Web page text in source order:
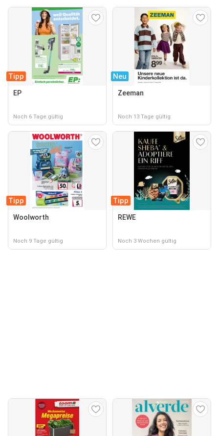
Tipp
EP
Noch 6 Tage gültig
Neu
Zeeman
Noch 13 Tage gültig
Tipp
Woolworth
Noch 9 Tage gültig
Tipp
REWE
Noch 3 Wochen gültig